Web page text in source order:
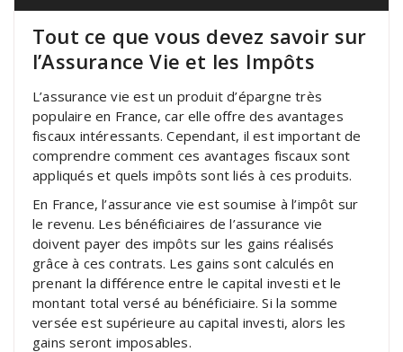
Tout ce que vous devez savoir sur
l’Assurance Vie et les Impôts
L’assurance vie est un produit d’épargne très
populaire en France, car elle offre des avantages
fiscaux intéressants. Cependant, il est important de
comprendre comment ces avantages fiscaux sont
appliqués et quels impôts sont liés à ces produits.
En France, l’assurance vie est soumise à l’impôt sur
le revenu. Les bénéficiaires de l’assurance vie
doivent payer des impôts sur les gains réalisés
grâce à ces contrats. Les gains sont calculés en
prenant la différence entre le capital investi et le
montant total versé au bénéficiaire. Si la somme
versée est supérieure au capital investi, alors les
gains seront imposables.